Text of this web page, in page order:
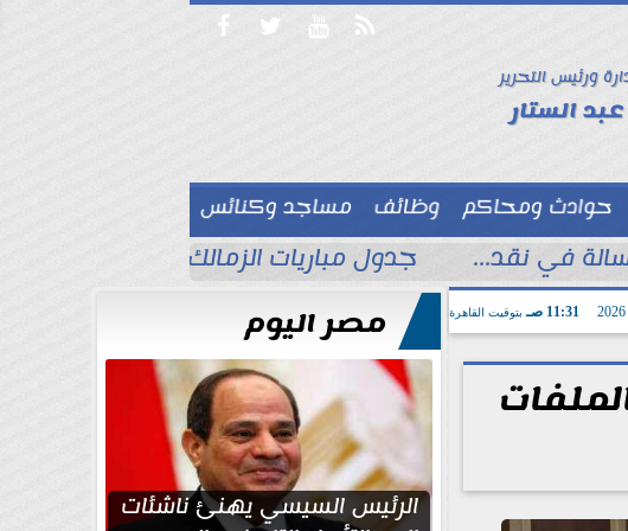
   
ورئيس التحرير
الستار
حوادث ومحاكم وظائف
مساجد وكنائس
 في نقد... جدول مباريات الزمالك في الدوري
11:31 صـ بتوقيت القاهرة مصر اليوم
الرئيس السيسي يهنئ ناشئات